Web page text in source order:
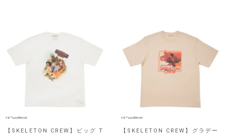
【SKELETON CREW】ビッグ T
【SKELETON CREW】グラデー